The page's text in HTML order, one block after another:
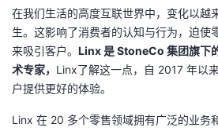
者
我
在我们生活的高度互联世界中，变化以越
生。这影响了消费者的认知与行为，迫使
来吸引客户。 Linx 是 StoneCo 集团旗下
术专家， Linx了解这一点，自 2017 年以
户提供更好的体验。
Linx 在 20 多个零售领域拥有广泛的业务